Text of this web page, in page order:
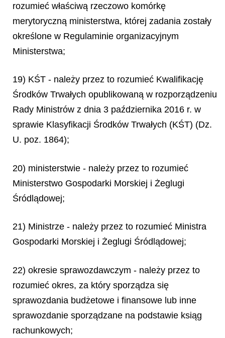
rozumieć właściwą rzeczowo komórkę
merytoryczną ministerstwa, której zadania zostały
określone w Regulaminie organizacyjnym
Ministerstwa;
19) KŚT - należy przez to rozumieć Kwalifikację
Środków Trwałych opublikowaną w rozporządzeniu
Rady Ministrów z dnia 3 października 2016 r. w
sprawie Klasyfikacji Środków Trwałych (KŚT) (Dz.
U. poz. 1864);
20) ministerstwie - należy przez to rozumieć
Ministerstwo Gospodarki Morskiej i Żeglugi
Śródlądowej;
21) Ministrze - należy przez to rozumieć Ministra
Gospodarki Morskiej i Żeglugi Śródlądowej;
22) okresie sprawozdawczym - należy przez to
rozumieć okres, za który sporządza się
sprawozdania budżetowe i finansowe lub inne
sprawozdanie sporządzane na podstawie ksiąg
rachunkowych;